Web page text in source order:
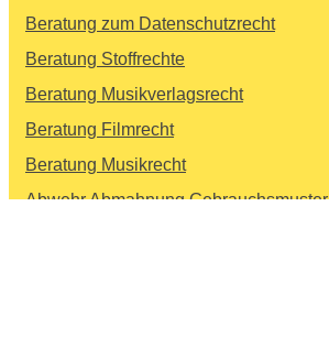
Beratung zum Datenschutzrecht
Beratung Stoffrechte
Beratung Musikverlagsrecht
Beratung Filmrecht
Beratung Musikrecht
Abwehr Abmahnung Gebrauchsmuster